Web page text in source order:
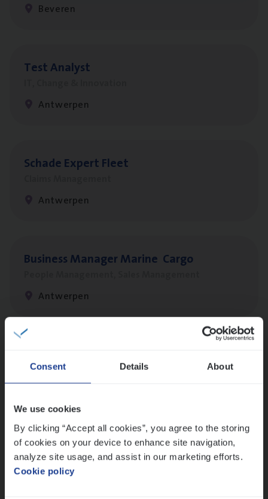
Consent Details About
We use cookies
By clicking “Accept all cookies”, you agree to the storing
of cookies on your device to enhance site navigation,
analyze site usage, and assist in our marketing efforts.
Cookie policy
Beveren
Test Ana­lyst
Antwerpen
Scha­de Expert Fleet
Antwerpen
Busi­ness Mana­ger Mari­ne Cargo
Antwerpen
Insurance Operations
Dos­sier­be­heer­der Pro­per­ty verzekeringen
Insurance Operations